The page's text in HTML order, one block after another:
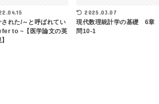
された/～と呼ばれてい
to ~【医学論文の英
2025.03.07
現代数理統計学の基礎 6章
問10-1